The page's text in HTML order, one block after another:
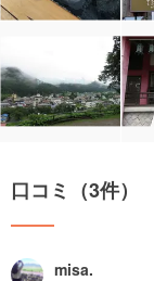
口コミ（3件）
misa.